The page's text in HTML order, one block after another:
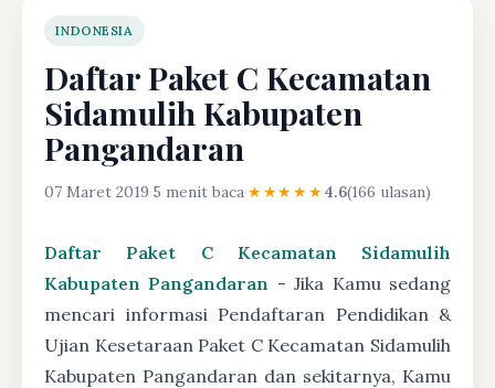
INDONESIA
Daftar Paket C Kecamatan
Sidamulih Kabupaten
Pangandaran
07 Maret 2019·5 menit baca·★★★★★4.6(166 ulasan)
Daftar Paket C Kecamatan Sidamulih
Kabupaten Pangandaran - Jika Kamu sedang
mencari informasi Pendaftaran Pendidikan &
Ujian Kesetaraan Paket C Kecamatan Sidamulih
Kabupaten Pangandaran dan sekitarnya, Kamu